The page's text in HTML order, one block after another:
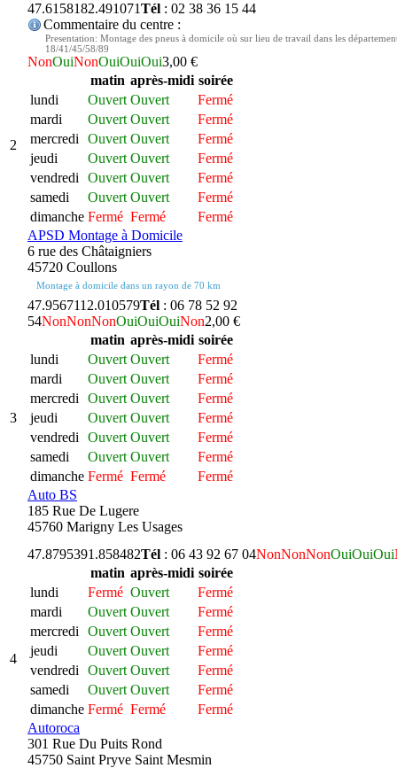
2
47.6158182.491071Tél : 02 38 36 15 44
Commentaire du centre :
Presentation: Montage des pneus à domicile où sur lieu de travail dans les
18/41/45/58/89
NonOuiNonOuiOuiOui3,00 €
matin après-midi soirée
lundi
Ouvert Ouvert
Fermé
mardi
Ouvert Ouvert
Fermé
mercredi
Ouvert Ouvert
Fermé
jeudi
Ouvert Ouvert
Fermé
vendredi
Ouvert Ouvert
Fermé
samedi
Ouvert Ouvert
Fermé
dimanche Fermé Fermé
Fermé
APSD Montage à Domicile
6 rue des Châtaigniers
45720 Coullons
Montage à domicile dans un rayon de 70 km
3
47.956711 2.010579Tél : 06 78 52 92
54NonNonNonOuiOuiOuiNon2,00 €
matin après-midi soirée
lundi
Ouvert Ouvert
Fermé
mardi
Ouvert Ouvert
Fermé
mercredi
Ouvert Ouvert
Fermé
jeudi
Ouvert Ouvert
Fermé
vendredi
Ouvert Ouvert
Fermé
samedi
Ouvert Ouvert
Fermé
dimanche Fermé Fermé
Fermé
Auto BS
185 Rue De Lugere
45760 Marigny Les Usages
4
47.8795391.858482Tél : 06 43 92 67 04NonNonNonOuiOuiOui
matin après-midi soirée
lundi
Fermé Ouvert
Fermé
mardi
Ouvert Ouvert
Fermé
mercredi
Ouvert Ouvert
Fermé
jeudi
Ouvert Ouvert
Fermé
vendredi
Ouvert Ouvert
Fermé
samedi
Ouvert Ouvert
Fermé
dimanche Fermé Fermé
Fermé
Autoroca
301 Rue Du Puits Rond
45750 Saint Pryve Saint Mesmin